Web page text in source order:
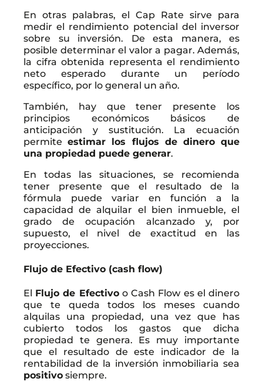
En otras palabras, el Cap Rate sirve para
medir el rendimiento potencial del inversor
sobre su inversión. De esta manera, es
posible determinar el valor a pagar. Además,
la cifra obtenida representa el rendimiento
neto esperado durante un período
específico, por lo general un año.
También, hay que tener presente los
principios económicos básicos de
anticipación y sustitución. La ecuación
permiteestimar los flujos de dinero que
una propiedad puede generar.
En todas las situaciones, se recomienda
tener presente que el resultado de la
fórmula puede variar en función a la
capacidad de alquilar el bien inmueble, el
grado de ocupación alcanzado y, por
supuesto, el nivel de exactitud en las
proyecciones.
Flujo de Efectivo (cash flow)
El Flujo de Efectivoo Cash Flow es el dinero
que te queda todos los meses cuando
alquilas una propiedad, una vez que has
cubierto todos los gastos que dicha
propiedad te genera. Es muy importante
que el resultado de este indicador de la
rentabilidad de la inversión inmobiliaria sea
positivo siempre.